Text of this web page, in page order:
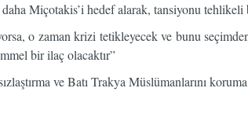
Miçotakis’i hedef alarak, tansiyonu tehlikeli
o zaman krizi tetikleyecek ve bunu
bir ilaç olacaktır”
ve Batı Trakya Müslümanlarını